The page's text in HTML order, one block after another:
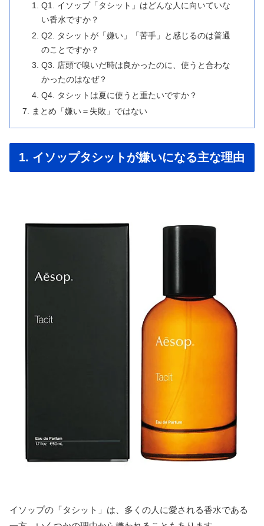
Q1. イソップ「タシット」はどんな人に向いていな
い香水ですか？
Q2. タシットが「嫌い」「苦手」と感じるのは普通
のことですか？
Q3. 店頭で嗅いだ時は良かったのに、使うと合わな
かったのはなぜ？
Q4. タシットは夏に使うと重たいですか？
まとめ「嫌い＝失敗」ではない
1. イソップタシットが嫌いになる主な理由
イソップの「タシット」は、多くの人に愛される香水である